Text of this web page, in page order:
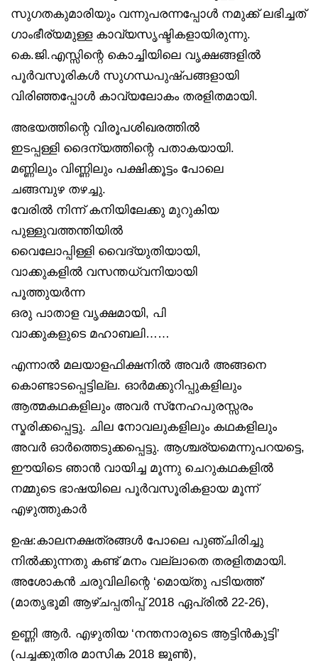
സുഗതകുമാരിയും വന്നുപരന്നപ്പോൾ നമുക്ക് ലഭിച്ചത്
ഗാംഭീര്യമുള്ള കാവ്യസൃഷ്ടികളായിരുന്നു.
കെ.ജി.എസ്സിന്റെ കൊച്ചിയിലെ വൃക്ഷങ്ങളിൽ
പൂർവസൂരികൾ സുഗന്ധപുഷ്പങ്ങളായി
വിരിഞ്ഞപ്പോൾ കാവ്യലോകം തരളിതമായി.
അഭയത്തിന്റെ വിരൂപശിഖരത്തിൽ
ഇടപ്പള്ളി ദൈന്യത്തിന്റെ പതാകയായി.
മണ്ണിലും വിണ്ണിലും പക്ഷിക്കൂട്ടം പോലെ
ചങ്ങമ്പുഴ തഴച്ചു.
വേരിൽ നിന്ന് കനിയിലേക്കു മുറുകിയ
പുള്ളുവത്തന്തിയിൽ
വൈലോപ്പിള്ളി വൈദ്യുതിയായി,
വാക്കുകളിൽ വസന്തധ്വനിയായി
പൂത്തുയർന്ന
ഒരു പാതാള വൃക്ഷമായി, പി
വാക്കുകളുടെ മഹാബലി……
എന്നാൽ മലയാളഫിക്ഷനിൽ അവർ അങ്ങനെ
കൊണ്ടാടപ്പെട്ടില്ല. ഓർമക്കുറിപ്പുകളിലും
ആത്മകഥകളിലും അവർ സ്‌നേഹപുരസ്സരം
സ്മരിക്കപ്പെട്ടു. ചില നോവലുകളിലും കഥകളിലും
അവർ ഓർത്തെടുക്കപ്പെട്ടു. ആശ്ചര്യമെന്നുപറയട്ടെ,
ഈയിടെ ഞാൻ വായിച്ച മൂന്നു ചെറുകഥകളിൽ
നമ്മുടെ ഭാഷയിലെ പൂർവസൂരികളായ മൂന്ന്
എഴുത്തുകാർ
ഉഷ:കാലനക്ഷത്രങ്ങൾ പോലെ പുഞ്ചിരിച്ചു
നിൽക്കുന്നതു കണ്ട് മനം വല്ലാതെ തരളിതമായി.
അശോകൻ ചരുവിലിന്റെ ‘മൊയ്തു പടിയത്ത്’
(മാതൃഭൂമി ആഴ്ചപ്പതിപ്പ് 2018 ഏപ്രിൽ 22-26),
ഉണ്ണി ആർ. എഴുതിയ ‘നന്തനാരുടെ ആട്ടിൻകുട്ടി’
(പച്ചക്കുതിര മാസിക 2018 ജൂൺ),